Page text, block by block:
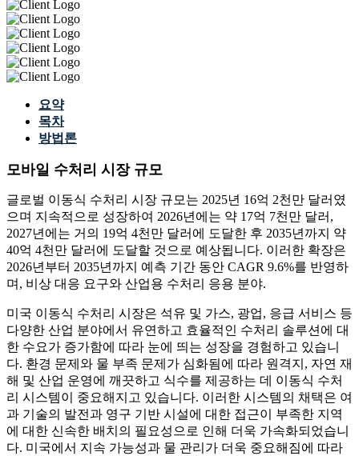
요약
목차
방법론
모바일 수처리 시장 규모
글로벌 이동식 수처리 시장 규모는 2025년 16억 2천만 달러였
으며 지속적으로 성장하여 2026년에는 약 17억 7천만 달러,
2027년에는 거의 19억 4천만 달러에 도달한 후 2035년까지 약
40억 4천만 달러에 도달할 것으로 예상됩니다. 이러한 확장은
2026년부터 2035년까지 예측 기간 동안 CAGR 9.6%를 반영하
며, 비상 대응 요구와 산업용 수처리 응용 분야.
미국 이동식 수처리 시장은 석유 및 가스, 광업, 응급 서비스 등
다양한 산업 분야에서 유연하고 효율적인 수처리 솔루션에 대
한 수요가 증가함에 따라 눈에 띄는 성장을 경험하고 있습니
다. 환경 문제와 물 부족 문제가 심화됨에 따라 원격지, 자연 재
해 및 산업 운영에 깨끗하고 식수를 제공하는 데 이동식 수처
리 시스템이 중요해지고 있습니다. 이러한 시스템의 채택은 여
과 기술의 발전과 영구 기반 시설에 대한 접근이 부족한 지역
에 대한 신속한 배치의 필요성으로 인해 더욱 가속화되었습니
다. 미국에서 지속 가능성과 물 관리가 더욱 중요해짐에 따라